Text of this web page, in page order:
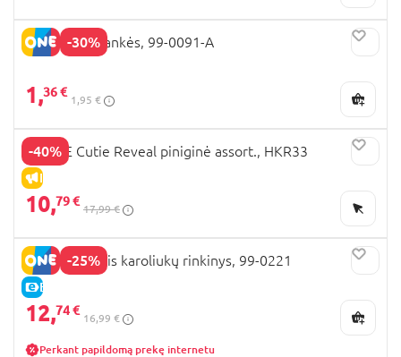
-30%
BARBIE apyrankės, 99-0091-A
1,36 €
1,95 €
-40%
IŠPARDAVIMAS
BARBIE Cutie Reveal piniginė assort., HKR33
10,79 €
17,99 €
-25%
E-KAINA
BARBIE didelis karoliukų rinkinys, 99-0221
12,74 €
16,99 €
Perkant papildomą prekę internetu